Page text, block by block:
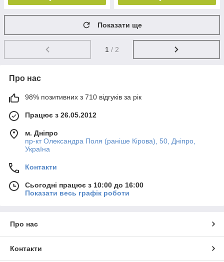
Показати ще
1 / 2
Про нас
98% позитивних з 710 відгуків за рік
Працює з 26.05.2012
м. Дніпро
пр-кт Олександра Поля (раніше Кірова), 50, Дніпро,
Україна
Контакти
Сьогодні працює з 10:00 до 16:00
Показати весь графік роботи
Про нас
Контакти